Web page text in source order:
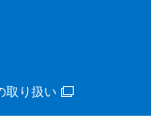
取り扱い